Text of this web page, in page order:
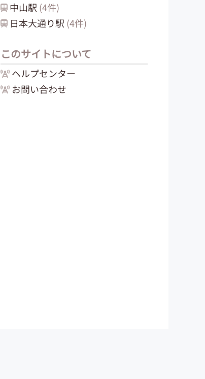
中山駅 (4件)
日本大通り駅 (4件)
このサイトについて
ヘルプセンター
お問い合わせ